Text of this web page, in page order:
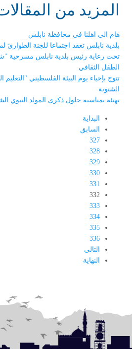
المزيد من
هام الى اهلنا في محافظة نابلس
بلدية نابلس تعقد اجتماعا للجنة الطوارئ
تحت رعاية رئيس بلدية نابلس مسرحية
الطفل الثقافي
تتوج بإحياء يوم البيئة الفلسطيني
الشتوية
تهنئة بمناسبة حلول ذكرى المولد النبوي
البداية
السابق
327
328
329
330
331
332
333
334
335
336
التالي
النهاية